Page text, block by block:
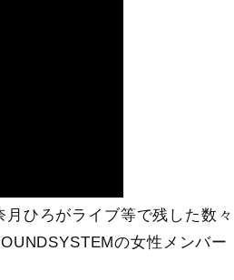
ひろがライブ等で残した数々
の女性メンバー